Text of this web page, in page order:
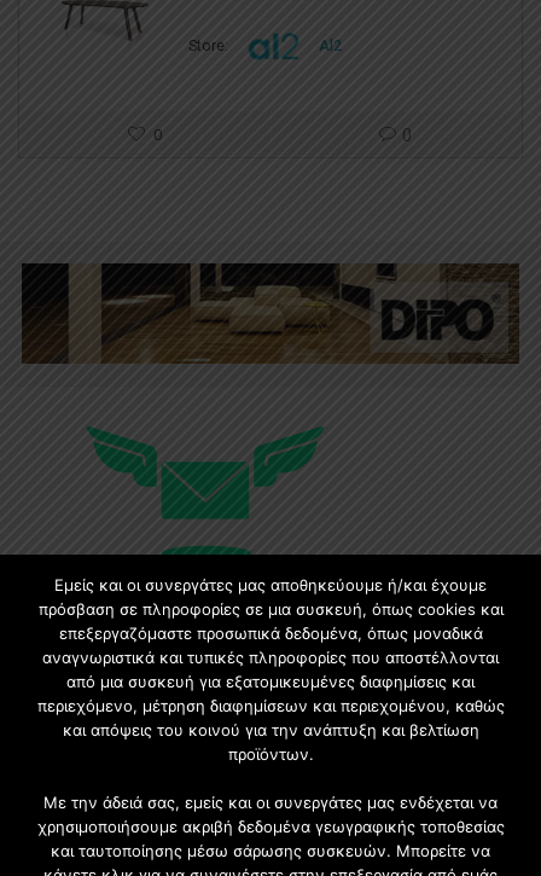
Store: Al2
0 0
Εγγραφή στο Newsletter
Γίνετε μέλος της μεγαλύτερης διαδικτυακής κοινότητας, ειδικά
για αρχιτέκτονες, σχεδιαστές και λάτρεις της κατασκευής και
Εμείς και οι συνεργάτες μας αποθηκεύουμε ή/και έχουμε
πρόσβαση σε πληροφορίες σε μια συσκευή, όπως cookies και
επεξεργαζόμαστε προσωπικά δεδομένα, όπως μοναδικά
αναγνωριστικά και τυπικές πληροφορίες που αποστέλλονται
από μια συσκευή για εξατομικευμένες διαφημίσεις και
περιεχόμενο, μέτρηση διαφημίσεων και περιεχομένου, καθώς
και απόψεις του κοινού για την ανάπτυξη και βελτίωση
προϊόντων.
Με την άδειά σας, εμείς και οι συνεργάτες μας ενδέχεται να
χρησιμοποιήσουμε ακριβή δεδομένα γεωγραφικής τοποθεσίας
και ταυτοποίησης μέσω σάρωσης συσκευών. Μπορείτε να